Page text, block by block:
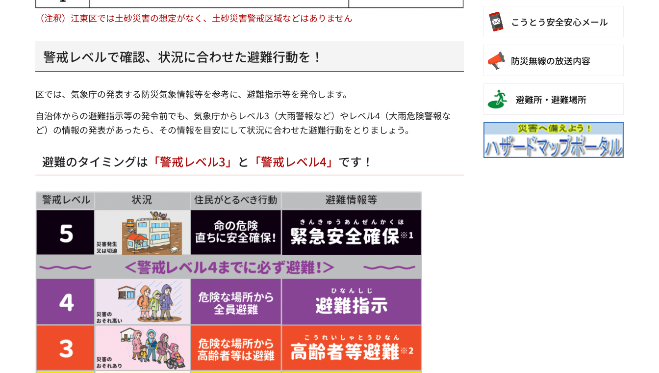
（注釈）江東区では土砂災害の想定がなく、土砂災害警戒区域などはありません
警戒レベルで確認、状況に合わせた避難行動を！
区では、気象庁の発表する防災気象情報等を参考に、避難指示等を発令します。
自治体からの避難指示等の発令前でも、気象庁からレベル3（大雨警報など）やレベル4（大雨危険警報な
ど）の情報の発表があったら、その情報を目安にして状況に合わせた避難行動をとりましょう。
避難のタイミングは 「警戒レベル3」 と 「警戒レベル4」 です！
こうとう安全安心メール
防災無線の放送内容
避難所・避難場所